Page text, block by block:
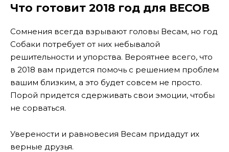
Что готовит 2018 год для ВЕСОВ
Сомнения всегда взрывают головы Весам, но год
Собаки потребует от них небывалой
решительности и упорства. Вероятнее всего, что
в 2018 вам придется помочь с решением проблем
вашим близким, а это будет совсем не просто.
Порой придется сдерживать свои эмоции, чтобы
не сорваться.
Уверености и равновесия Весам придадут их
верные друзья.